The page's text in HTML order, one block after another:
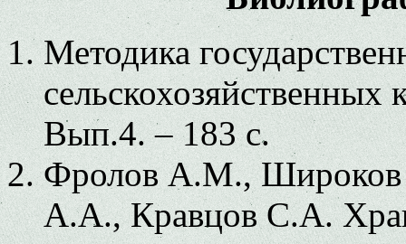
Методика
Вып.4. – 183 с.
Фролов А.М., Широков
А.А., Кравцов С.А.